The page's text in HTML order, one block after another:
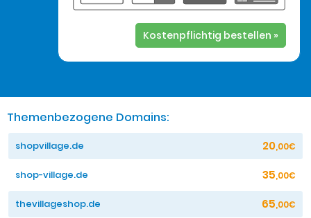
Kostenpflichtig bestellen »
Themenbezogene Domains:
shopvillage.de 20,00€
shop-village.de 35,00€
thevillageshop.de 65,00€